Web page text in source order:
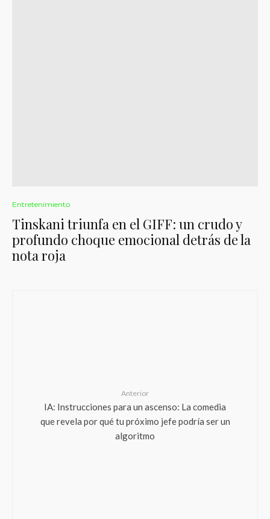
Entretenimiento
Tinskani triunfa en el GIFF: un crudo y
profundo choque emocional detrás de la
nota roja
Anterior
IA: Instrucciones para un ascenso: La comedia
que revela por qué tu próximo jefe podría ser un
algoritmo